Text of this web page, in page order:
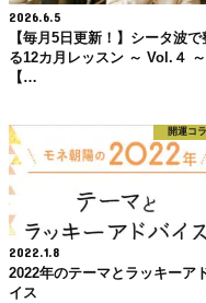
2026.6.5
【毎月5日更新！】シータ波で
る12カ月レッスン ～ Vol.４ ～
【…
開運コ
2022.1.8
2022年のテーマとラッキーア
イス